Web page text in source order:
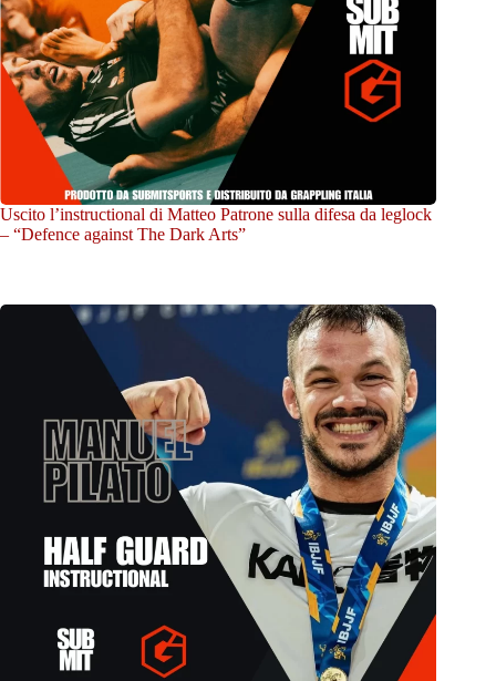
Uscito l’instructional di Matteo Patrone sulla difesa da leglock
– “Defence against The Dark Arts”